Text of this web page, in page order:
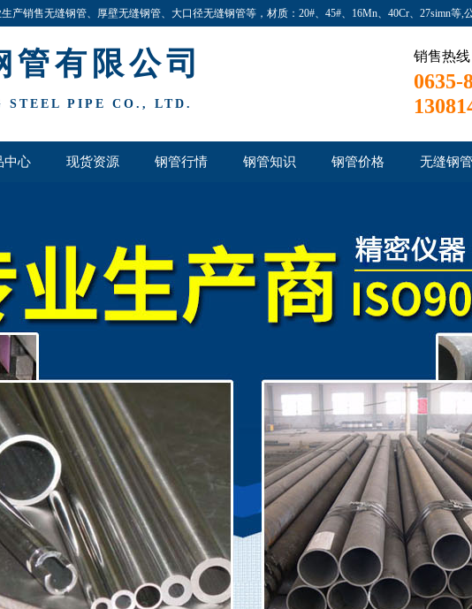
产销售无缝钢管、厚壁无缝钢管、大口径无缝钢管等，材质：20#、45#、16Mn、40Cr、27simn等
管有限公司
STEEL PIPE CO., LTD.
销售热线
0635-
中心 现货资源 钢管行情 钢管知识 钢管价格 无缝钢